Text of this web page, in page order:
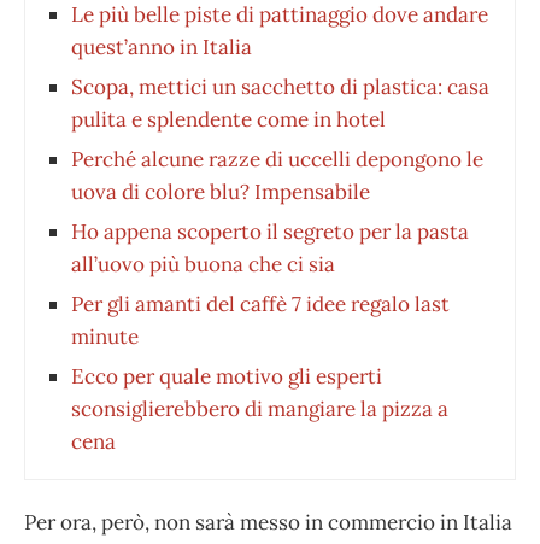
Le più belle piste di pattinaggio dove andare
quest’anno in Italia
Scopa, mettici un sacchetto di plastica: casa
pulita e splendente come in hotel
Perché alcune razze di uccelli depongono le
uova di colore blu? Impensabile
Ho appena scoperto il segreto per la pasta
all’uovo più buona che ci sia
Per gli amanti del caffè 7 idee regalo last
minute
Ecco per quale motivo gli esperti
sconsiglierebbero di mangiare la pizza a
cena
Per ora, però, non sarà messo in commercio in Italia